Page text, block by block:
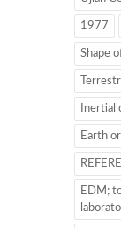
1977
Shape
Inertial
Earth
EDM;